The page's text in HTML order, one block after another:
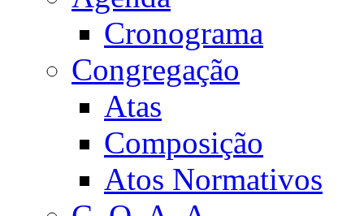
Cronograma
Congregação
Atas
Composição
Atos Normativos